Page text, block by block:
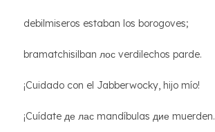
debilmiseros estaban los borogoves;
bramatchisilban лос verdilechos parde.
¡Cuidado con el Jabberwocky, hijo mío!
¡Cuídate де лас mandíbulas дие muerden.